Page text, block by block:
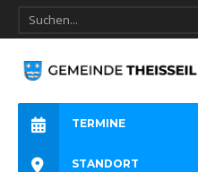
TERMINE
STANDORT